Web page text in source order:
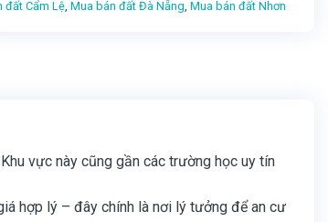
đất Cẩm Lệ, Mua bán đất Đà Nẵng, Mua bán đất Nhơn
vực này cũng gần các trường học uy tín
hợp lý – đây chính là nơi lý tưởng để an cư